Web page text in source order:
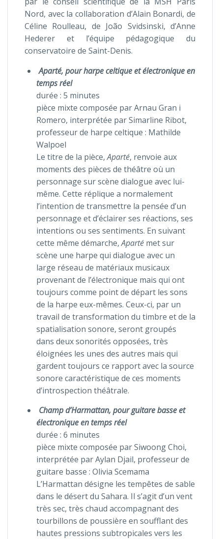
Nord, avec la collaboration d’Alain Bonardi, de
Céline Roulleau, de João Svidsinski, d’Anne
Hederer et l’équipe pédagogique du
conservatoire de Saint-Denis.
Aparté, pour harpe celtique et électronique en
temps réel
durée : 5 minutes
pièce mixte composée par Arnau Gran i
Romero, interprétée par Simarline Ribot,
professeur de harpe celtique : Mathilde
Walpoel
Le titre de la pièce,Aparté, renvoie aux
moments des pièces de théâtre où un
personnage sur scène dialogue avec lui-
même. Cette réplique a normalement
l’intention de transmettre la pensée d’un
personnage et d’éclairer ses réactions, ses
intentions ou ses sentiments. En suivant
cette même démarche,Aparté met sur
scène une harpe qui dialogue avec un
large réseau de matériaux musicaux
provenant de l’électronique mais qui ont
toujours comme point de départ les sons
de la harpe eux-mêmes. Ceux-ci, par un
travail de transformation du timbre et de la
spatialisation sonore, seront groupés
dans deux sonorités opposées, très
éloignées les unes des autres mais qui
gardent toujours ce rapport avec la source
sonore caractéristique de ces moments
d’introspection théâtrale.
Champ d’Harmattan, pour guitare basse et
électronique en temps réel
durée : 6 minutes
pièce mixte composée par Siwoong Choi,
interprétée par Aylan Djail, professeur de
guitare basse : Olivia Scemama
L’Harmattan désigne les tempêtes de sable
dans le désert du Sahara. Il s’agit d’un vent
très sec, très chaud accompagnant des
tourbillons de poussière en soufflant des
hautes pressions subtropicales vers les